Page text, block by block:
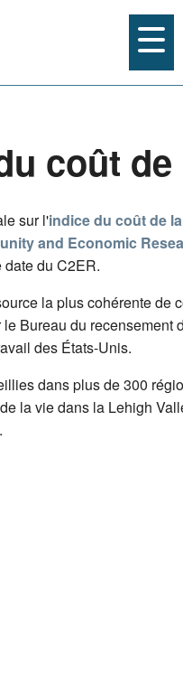
coût
sur l'indice du coût de
and Economic
date du C2ER.
la plus cohérente de
Bureau du recensement
des États-Unis.
dans plus de 300
la vie dans la Lehigh